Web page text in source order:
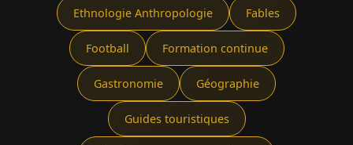
Ethnologie Anthropologie Fables
Football Formation continue
Gastronomie Géographie
Guides touristiques